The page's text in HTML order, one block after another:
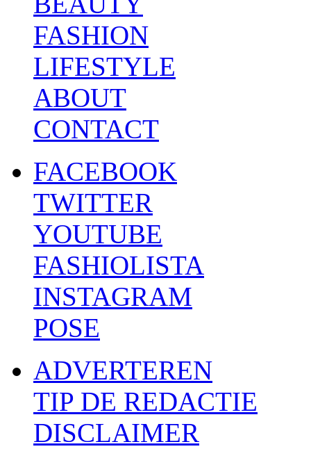
FASHION
LIFESTYLE
ABOUT
CONTACT
FACEBOOK
TWITTER
YOUTUBE
FASHIOLISTA
INSTAGRAM
POSE
ADVERTEREN
TIP DE REDACTIE
DISCLAIMER